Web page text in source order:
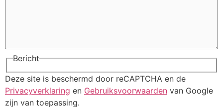
Bericht
Deze site is beschermd door reCAPTCHA en de
Privacyverklaring en Gebruiksvoorwaarden van Google
zijn van toepassing.